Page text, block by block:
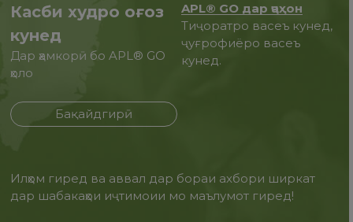
Касби худро оғоз
кунед
Дар ҳамкорӣ бо APL® GO
ҳоло
Бақайдгирӣ
APL® GO дар ҷаҳон
Тиҷоратро васеъ кунед,
ҷуғрофиёро васеъ
кунед.
Илҳом гиред ва аввал дар бораи ахбори ширкат
дар шабакаҳои иҷтимоии мо маълумот гиред!